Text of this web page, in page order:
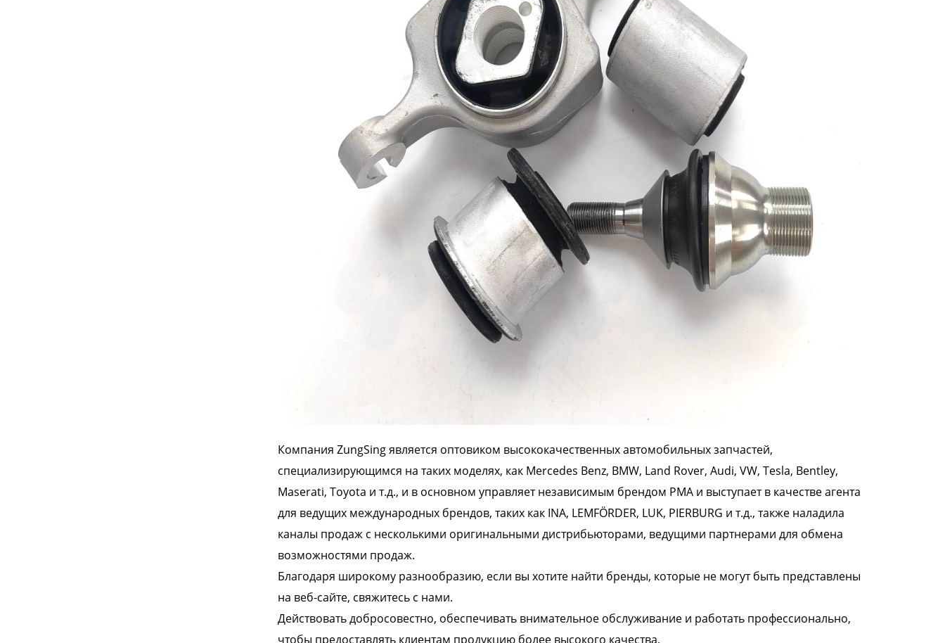
Компания ZungSing является оптовиком высококачественных автомобильных запчастей,
специализирующимся на таких моделях, какMercedes Benz, BMW, Land Rover, Audi, VW, Tesla, Bentley,
Maserati, Toyota и т.д., и в основном управляет независимым брендом PMA и выступает в качестве агента
для ведущих международных брендов, таких как INA, LEMFÖRDER, LUK, PIERBURG и т.д., также наладила
каналы продаж с несколькими оригинальными дистрибьюторами, ведущими партнерами для обмена
возможностями продаж.
Благодаря широкому разнообразию, если вы хотите найти бренды, которые не могут быть представлены
на веб-сайте, свяжитесь с нами.
Действовать добросовестно, обеспечивать внимательное обслуживание и работать профессионально,
чтобы предоставлять клиентам продукцию более высокого качества.